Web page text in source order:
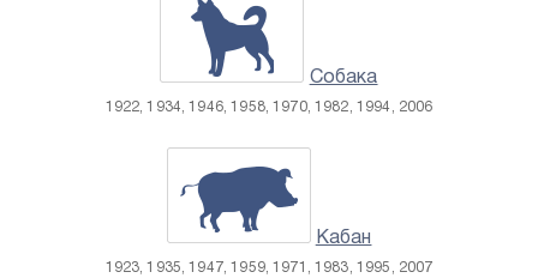
Собака
1922, 1934, 1946, 1958, 1970, 1982, 1994, 2006
Кабан
1923, 1935, 1947, 1959, 1971, 1983, 1995, 2007